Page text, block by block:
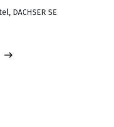
DACHSER SE